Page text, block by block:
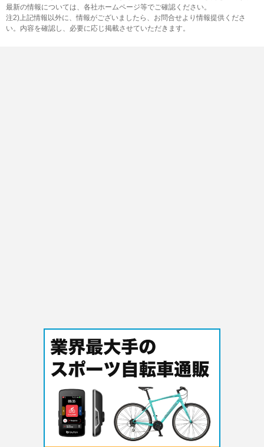
最新の情報については、各社ホームページ等でご確認ください。
注2)上記情報以外に、情報がございましたら、お問合せより情報提供くださ
い。内容を確認し、必要に応じ掲載させていただきます。